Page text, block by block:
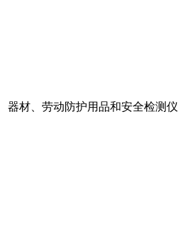
材、劳动防护用品和安全检测